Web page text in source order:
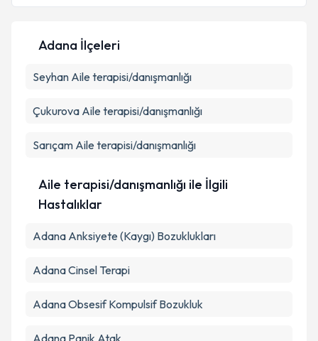
Metni'ni okudum ve kişisel verilerimin belirtilen
Adana İlçeleri
Seyhan Aile terapisi/danışmanlığı
Çukurova Aile terapisi/danışmanlığı
Sarıçam Aile terapisi/danışmanlığı
Aile terapisi/danışmanlığı ile İlgili
Hastalıklar
Adana Anksiyete (Kaygı) Bozuklukları
Adana Cinsel Terapi
Adana Obsesif Kompulsif Bozukluk
Adana Panik Atak